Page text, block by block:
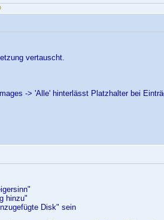
vertauscht.
-> 'Alle' hinterlässt Platzhalter bei
hinzu"
Disk" sein